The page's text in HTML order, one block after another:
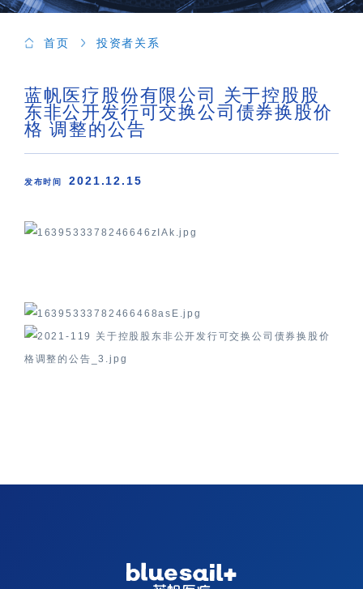
首页 投资者关系
蓝帆医疗股份有限公司 关于控股股
东非公开发行可交换公司债券换股价
格 调整的公告
发布时间 2021.12.15